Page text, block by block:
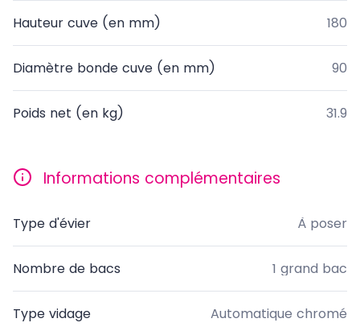
Hauteur cuve (en mm) 180
Diamètre bonde cuve (en mm) 90
Poids net (en kg) 31.9
Informations complémentaires
Type d'évier À poser
Nombre de bacs 1 grand bac
Type vidage Automatique chromé